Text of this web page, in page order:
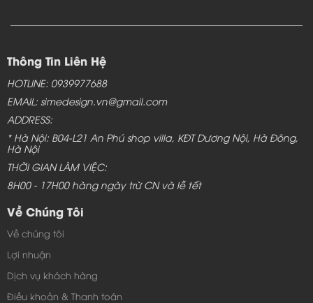
Thông Tin Liên Hệ
HOTLINE: 0939977688
EMAIL: simedesign.vn@gmail.com
ADDRESS:
* Hà Nội: B04-L21 An Phú shop villa, KĐT Dương Nội, Hà Đông,
Hà Nội
THỜI GIAN LÀM VIỆC:
8H00 - 17H00 hàng ngày trừ CN và lễ tết
Về Chúng Tôi
Về chúng tôi
Lợi nhuận
Dịch vụ khách hàng
Điều khoản & Thanh toán